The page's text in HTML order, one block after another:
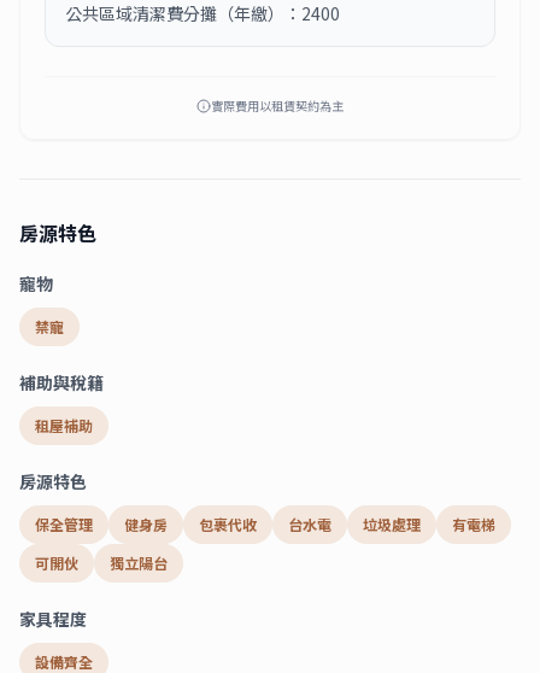
公共區域清潔費分攤（年繳）：2400
實際費用以租賃契約為主
房源特色
寵物
禁寵
補助與稅籍
租屋補助
房源特色
保全管理 健身房 包裹代收 台水電 垃圾處理
有電梯
可開伙
獨立陽台
家具程度
設備齊全